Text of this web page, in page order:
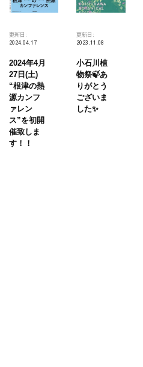
更新日:
2024.04.17
2024年4月
27日(土)
“根津の熱
源カンフ
ァレン
ス”を初開
催致しま
す！！
更新日:
2023.11.08
小石川植
物祭🍃あ
りがとう
ございま
した✨